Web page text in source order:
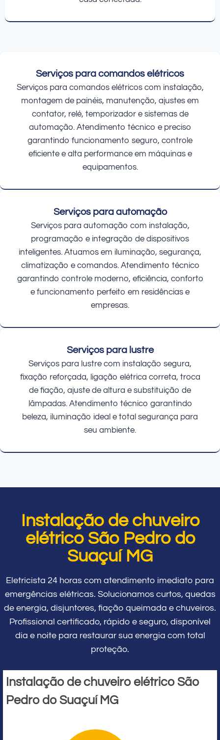
Serviços para comandos elétricos
Serviços para comandos elétricos com instalação,
montagem de painéis, manutenção, ajustes em
contator, relé, temporizador e sistemas de
automação. Atendimento técnico e preciso
garantindo funcionamento seguro, controle
eficiente e alta performance em máquinas e
equipamentos.
Serviços para automação
Serviços para automação com instalação,
programação e integração de dispositivos
inteligentes. Atuamos em iluminação, segurança,
climatização e comandos. Atendimento técnico
garantindo controle moderno, eficiência, conforto
e funcionamento perfeito em residências e
empresas.
Serviços para lustre
Serviços para lustre com instalação segura,
fixação reforçada, ligação elétrica correta, troca
de fiação, ajuste de altura e substituição de
lâmpadas. Atendimento técnico garantindo
beleza, iluminação ideal e total segurança para
seu ambiente.
Instalação de chuveiro
elétrico São Pedro do
Suaçuí MG
Eletricista 24 horas com atendimento imediato para
emergências elétricas. Solucionamos curtos, quedas
de energia, disjuntores, fiação queimada e chuveiros.
Profissional certificado, rápido e seguro, disponível
dia e noite para restaurar sua energia com total
proteção.
Instalação de chuveiro elétrico São
Pedro do Suaçuí MG